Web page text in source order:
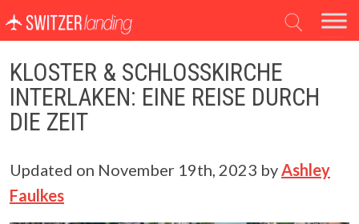
Hauptnavigation
KLOSTER & SCHLOSSKIRCHE
INTERLAKEN: EINE REISE DURCH
DIE ZEIT
Updated on November 19th, 2023 byAshley
Faulkes